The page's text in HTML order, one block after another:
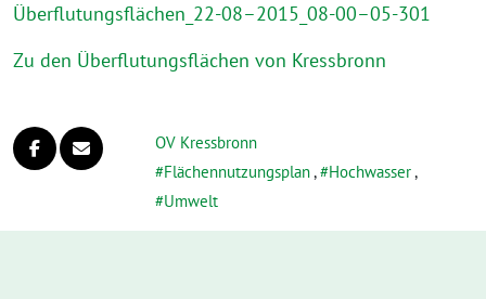
Überflutungsflächen_22-08–2015_08-00–05-301
Zu den Überflutungsflächen von Kressbronn
OV Kressbronn
Flächennutzungsplan, Hochwasser,
Umwelt